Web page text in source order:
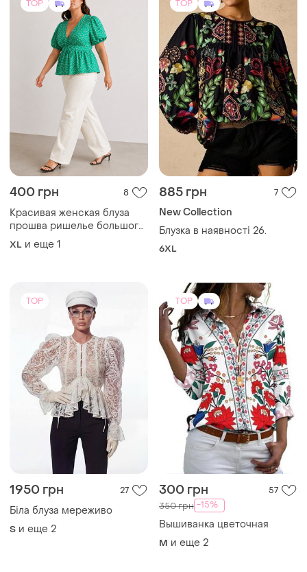
TOP
400 грн 8
Красивая женская блуза
прошва ришелье большого
размера
XL и еще 1
TOP
885 грн 7
New Collection
Блузка в наявності 26.
6XL
TOP
1950 грн 27
Біла блуза мереживо
S и еще 2
TOP
300 грн 57
350 грн -15%
Вышиванка цветочная
M и еще 2